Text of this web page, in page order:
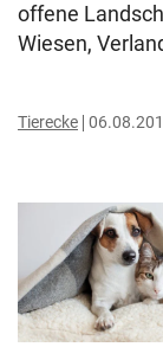
offene
Wiesen,
Tierecke